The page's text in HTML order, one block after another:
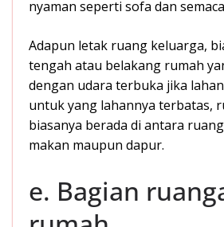
nyaman seperti sofa dan
Adapun letak ruang keluarga,
tengah atau belakang rumah
dengan udara terbuka jika
untuk yang lahannya terbatas,
biasanya berada di antara
makan maupun dapur.
e. Bagian